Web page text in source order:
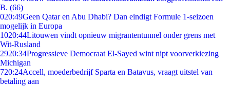
B. (66)
020:49Geen Qatar en Abu Dhabi? Dan eindigt Formule 1-seizoen
mogelijk in Europa
1020:44Litouwen vindt opnieuw migrantentunnel onder grens met
Wit-Rusland
2920:34Progressieve Democraat El-Sayed wint nipt voorverkiezing
Michigan
720:24Accell, moederbedrijf Sparta en Batavus, vraagt uitstel van
betaling aan